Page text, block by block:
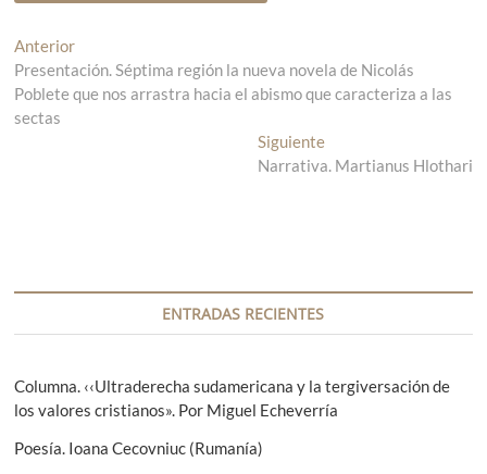
N
a
v
i
ó
d
e
Anterior
n
t
i
r
:
Presentación. Séptima región la nueva novela de Nicolás
Poblete que nos arrastra hacia el abismo que caracteriza a las
sectas
SiguienteE
n
i
u
i
Narrativa. Martianus Hlothari
ENTRADAS RECIENTES
Columna. ‹‹Ultraderecha sudamericana y la tergiversación de
los valores cristianos». Por Miguel Echeverría
Poesía. Ioana Cecovniuc (Rumanía)